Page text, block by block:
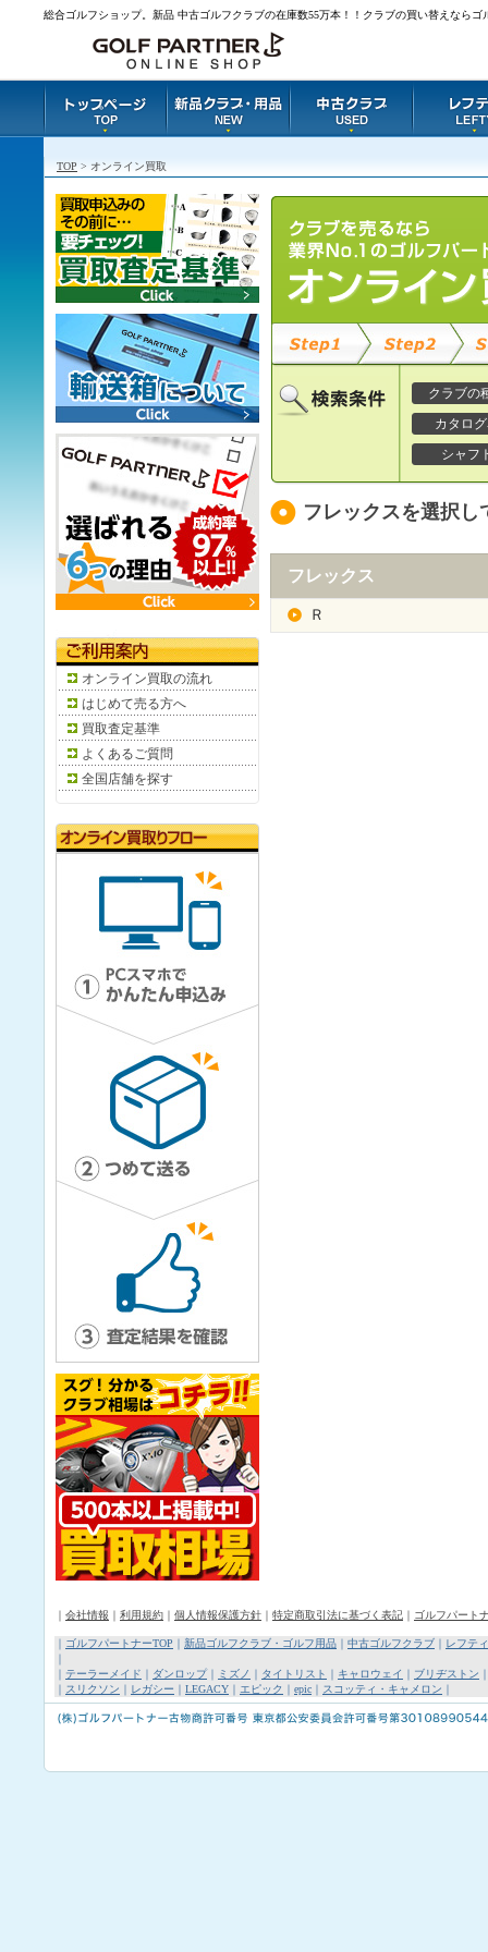
総合ゴルフショップ。新品 中古ゴルフクラブの在庫数55万本！！クラブの買い替えなら
TOP > オンライン買取
クラブの
カタロ
シャフ
フレックスを選択し
フレックス
Ｒ
オンライン買取の流れ
はじめて売る方へ
買取査定基準
よくあるご質問
全国店舗を探す
｜ 会社情報 ｜ 利用規約 ｜ 個人情報保護方針 ｜ 特定商取引法に基づく表記 ｜ ゴルフパート
｜ ゴルフパートナーTOP ｜ 新品ゴルフクラブ・ゴルフ用品 ｜ 中古ゴルフクラブ ｜ レフテ
｜
｜ テーラーメイド ｜ ダンロップ｜ ミズノ ｜ タイトリスト ｜ キャロウェイ ｜ ブリヂストン
｜ スリクソン ｜ レガシー ｜ LEGACY ｜ エピック ｜ epic ｜ スコッティ・キャメロン ｜